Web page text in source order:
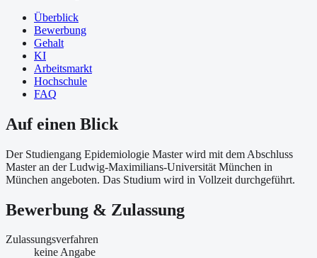
Überblick
Bewerbung
Gehalt
KI
Arbeitsmarkt
Hochschule
FAQ
Auf einen Blick
Der Studiengang Epidemiologie Master wird mit dem Abschluss
Master an der Ludwig-Maximilians-Universität München in
München angeboten. Das Studium wird in Vollzeit durchgeführt.
Bewerbung & Zulassung
Zulassungsverfahren
keine Angabe